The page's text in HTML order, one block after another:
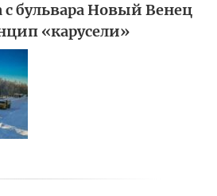
с бульвара Новый Венец
«карусели»